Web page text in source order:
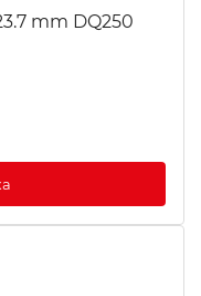
mm DQ250